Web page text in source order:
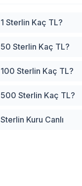
1 Sterlin Kaç TL?
50 Sterlin Kaç TL?
100 Sterlin Kaç TL?
500 Sterlin Kaç TL?
Sterlin Kuru Canlı